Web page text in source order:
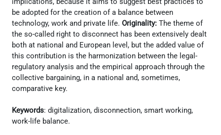
be adopted for the creation of a balance between
technology, work and private life. Originality: The theme of
the so-called right to disconnect has been extensively dealt
both at national and European level, but the added value of
this contribution is the harmonization between the legal-
regulatory analysis and the empirical approach through the
collective bargaining, in a national and, sometimes,
comparative key.
Keywords: digitalization, disconnection, smart working,
work-life balance.